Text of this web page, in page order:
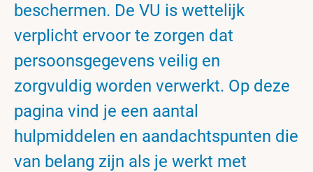
beschermen. De VU is wettelijk
verplicht ervoor te zorgen dat
persoonsgegevens veilig en
zorgvuldig worden verwerkt. Op deze
pagina vind je een aantal
hulpmiddelen en aandachtspunten die
van belang zijn als je werkt met